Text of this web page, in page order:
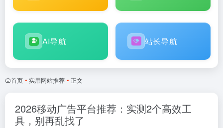
AI导航 站长导航
首页 • 实用网站推荐 • 正文
2026移动广告平台推荐：实测2个高效工
具，别再乱找了